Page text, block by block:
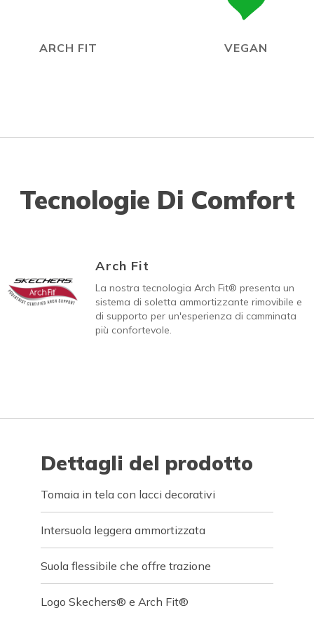
ARCH FIT VEGAN
Tecnologie Di Comfort
Arch Fit
La nostra tecnologia Arch Fit® presenta un
sistema di soletta ammortizzante rimovibile e
di supporto per un'esperienza di camminata
più confortevole.
Dettagli del prodotto
Tomaia in tela con lacci decorativi
Intersuola leggera ammortizzata
Suola flessibile che offre trazione
Logo Skechers® e Arch Fit®